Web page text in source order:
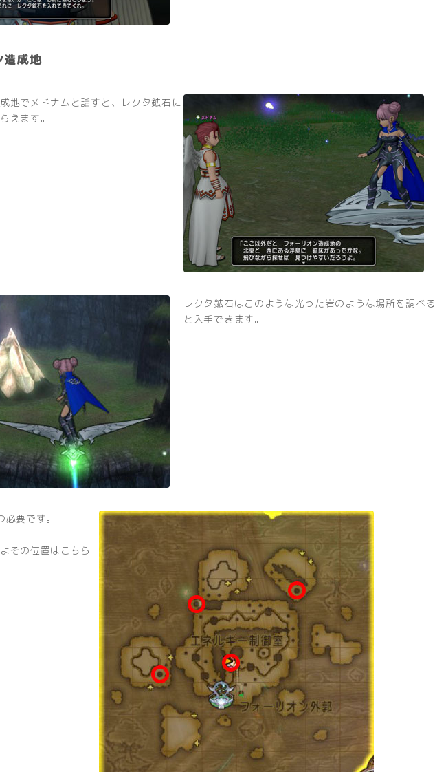
造成地
地でメドナムと話すと、レクタ鉱石に
えます。
レクタ鉱石はこのような光った岩のような場所を調べる
と入手できます。
要です。
その位置はこちら